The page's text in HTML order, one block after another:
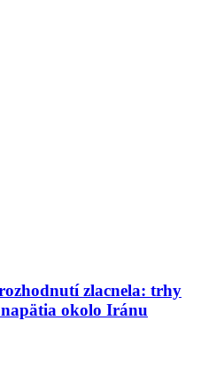
zlacnela: trhy
okolo Iránu